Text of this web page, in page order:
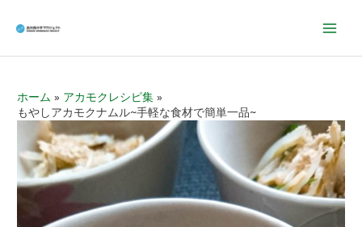
ホーム
アカモクレシピ集
もやしアカモクナムル~手軽な食材で簡単一品~